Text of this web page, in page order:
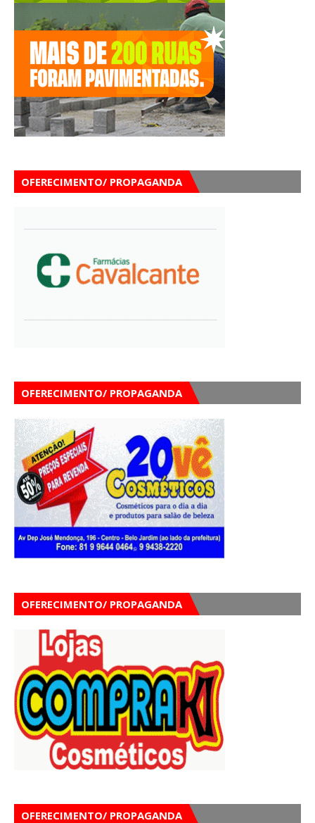
OFERECIMENTO/ PROPAGANDA
OFERECIMENTO/ PROPAGANDA
OFERECIMENTO/ PROPAGANDA
OFERECIMENTO/ PROPAGANDA